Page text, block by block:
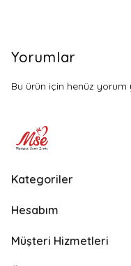
Yorumlar
Bu ürün için henüz yorum
Kategoriler
Hesabım
Müşteri Hizmetleri